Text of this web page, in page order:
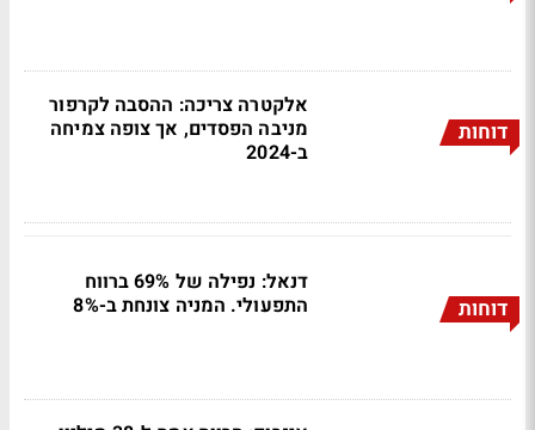
דוחות
אלקטרה צריכה: ההסבה לקרפור
מניבה הפסדים, אך צופה צמיחה
ב-2024
דוחות
דנאל: נפילה של 69% ברווח
התפעולי. המניה צונחת ב-8%